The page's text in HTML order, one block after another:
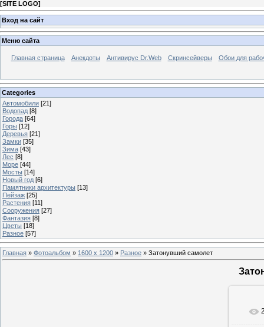
[SITE LOGO]
Вход на сайт
Меню сайта
Главная страница Анекдоты Антивирус Dr.Web Скринсейверы Обои для
Categories
Автомобили [21]
Водопад [8]
Города [64]
Горы [12]
Деревья [21]
Замки [35]
Зима [43]
Лес [8]
Море [44]
Мосты [14]
Новый год [6]
Памятники архитектуры [13]
Пейзаж [25]
Растения [11]
Сооружения [27]
Фантазия [8]
Цветы [18]
Разное [57]
Главная » Фотоальбом » 1600 x 1200 » Разное » Затонувший самолет